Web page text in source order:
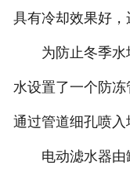
具有冷却效果好，
为防止冬季水
水设置了一个防
通过管道细孔喷入
电动滤水器由罐